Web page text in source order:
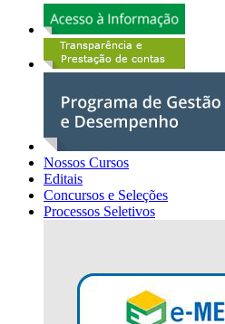
Nossos Cursos
Editais
Concursos e Seleções
Processos Seletivos